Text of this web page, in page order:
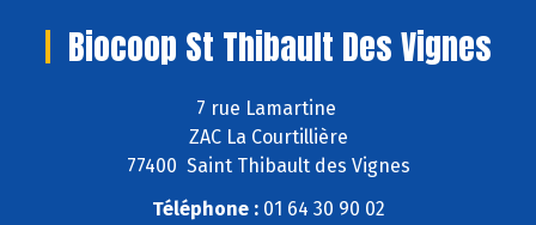
Biocoop St Thibault Des Vignes
7 rue Lamartine
ZAC La Courtillière
77400 Saint Thibault des Vignes
Téléphone :01 64 30 90 02